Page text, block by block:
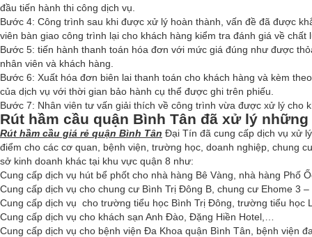
đầu tiến hành thi công dịch vụ.
Bước 4: Công trình sau khi được xử lý hoàn thành, vấn đề đã được
viên bàn giao công trình lại cho khách hàng kiểm tra đánh giá về chất
Bước 5: tiến hành thanh toán hóa đơn với mức giá đúng như được
nhân viên và khách hàng.
Bước 6: Xuất hóa đơn biên lai thanh toán cho khách hàng và kèm
của dịch vụ với thời gian bảo hành cụ thể được ghi trên phiếu.
Bước 7: Nhân viên tư vấn giải thích về công trình vừa được xử lý cho
Rút hầm cầu quận Bình Tân đã xử lý
Rút hầm cầu giá rẻ quận Bình Tân Đại Tín đã cung cấp dịch vụ xử
điểm cho các cơ quan, bệnh viện, trường học, doanh nghiệp, chung
sở kinh doanh khác tại khu vực quận 8 như:
Cung cấp dịch vụ hút bể phốt cho nhà hàng Bê Vàng, nhà hàng Phố
Cung cấp dịch vụ cho chung cư Bình Trị Đông B, chung cư Ehome 3
Cung cấp dịch vụ cho trường tiểu học Bình Trị Đông, trường tiểu học
Cung cấp dịch vụ cho khách sạn Anh Đào, Đặng Hiền Hotel,…
Cung cấp dịch vụ cho bệnh viện Đa Khoa quận Bình Tân, bệnh viện